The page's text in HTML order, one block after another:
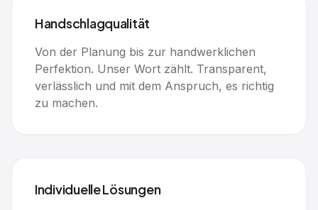
Handschlagqualität
Von der Planung bis zur handwerklichen
Perfektion. Unser Wort zählt. Transparent,
verlässlich und mit dem Anspruch, es richtig
zu machen.
Individuelle Lösungen